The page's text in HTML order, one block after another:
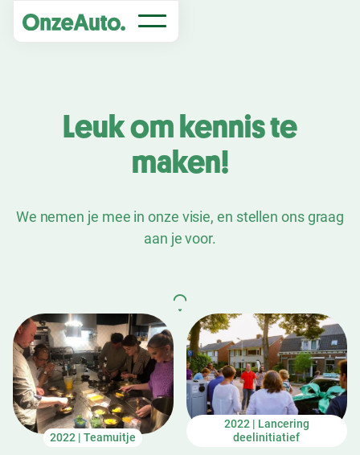
Leuk om kennis te
maken!
We nemen je mee in onze visie, en stellen ons graag
aan je voor.
2022 | Teamuitje
2022 | Lancering
deelinitiatief